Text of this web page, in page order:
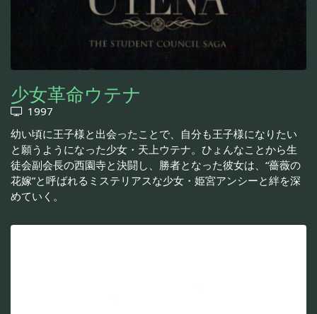
少女革命ウテナ
1997
幼い頃に王子様と出会ったことで、自分も王子様になりたい
と願うようになった少女・天上ウテナ。ひょんなことから生
徒会副会長の西園寺と決闘し、勝者となった彼女は、“薔薇の
花嫁”と呼ばれるミステリアスな少女・姫宮アンシーと絆を深
めていく。